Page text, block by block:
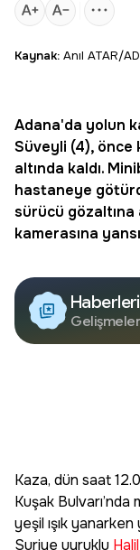
Kaynak: Anıl ATAR/
Adana'da yolun
Süveyli (4), önce
altında kaldı.
hastaneye
sürücü gözaltına
kamerasına
Edin
Kaza, dün saat
Kuşak
yeşil ışık
Suriye uyruklu